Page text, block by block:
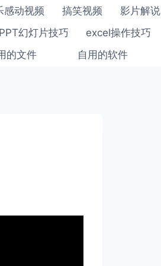
感动视频 搞笑视频 影片解说
幻灯片技巧
excel操作技巧
的文件
自用的软件